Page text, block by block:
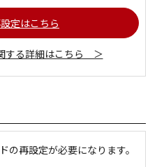
定はこちら
する詳細はこちら ＞
の再設定が必要になります。